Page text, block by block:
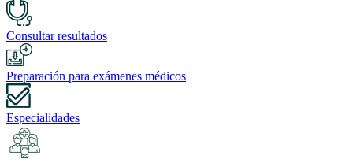
Consultar resultados
Preparación para exámenes médicos
Especialidades